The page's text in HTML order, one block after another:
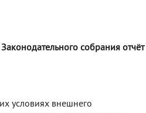
собрания отчёт
условиях внешнего